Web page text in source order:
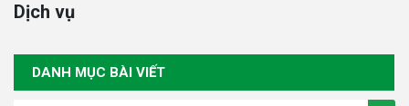
Dịch vụ
DANH MỤC BÀI VIẾT